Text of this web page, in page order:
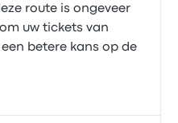
route is ongeveer
uw tickets van
betere kans op de